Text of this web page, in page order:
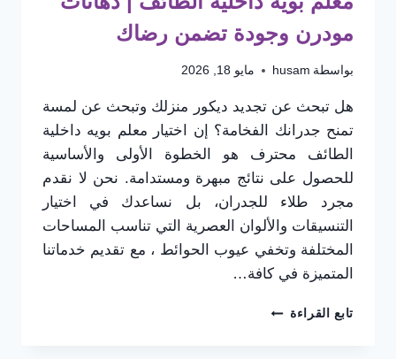
مودرن وجودة تضمن رضاك
بواسطة husam مايو 18, 2026
​هل تبحث عن تجديد ديكور منزلك وتبحث عن لمسة
تمنح جدرانك الفخامة؟ إن اختيار معلم بويه داخلية
الطائف محترف هو الخطوة الأولى والأساسية
للحصول على نتائج مبهرة ومستدامة. نحن لا نقدم
مجرد طلاء للجدران، بل نساعدك في اختيار
التنسيقات والألوان العصرية التي تناسب المساحات
المختلفة وتخفي عيوب الحوائط ، مع تقديم خدماتنا
المتميزة في كافة…
تابع القراءة معلم